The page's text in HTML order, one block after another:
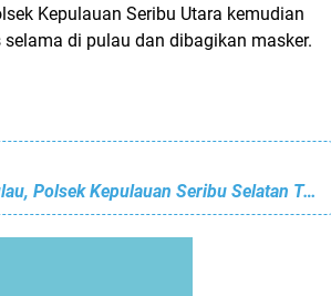
Kepulauan Seribu Utara kemudian
di pulau dan dibagikan masker.
Giat Ops Yustisi Gabungan di 2 Pulau, Polsek Kepulauan Seribu Selatan Temukan 11 Pelanggar ProKes